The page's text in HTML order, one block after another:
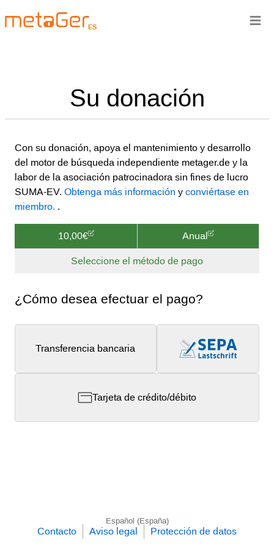
ES
Su donación
Con su donación, apoya el mantenimiento y desarrollo
del motor de búsqueda independiente metager.de y la
labor de la asociación patrocinadora sin fines de lucro
SUMA-EV. Obtenga más información y conviértase en
miembro. .
10,00€ Anual
Seleccione el método de pago
¿Cómo desea efectuar el pago?
Transferencia bancaria
Tarjeta de crédito/débito
≡
Español (España)
Contacto Aviso legal Protección de datos